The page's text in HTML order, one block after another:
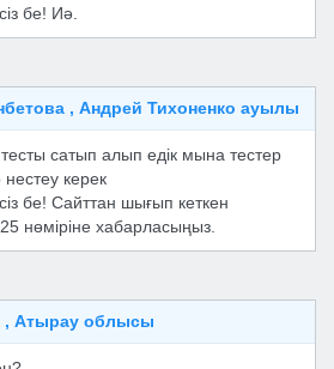
бе! Иә.
, Андрей Тихоненко ауылы
сатып алып едік мына тестер
керек
бе! Сайттан шығып кеткен
нөміріне хабарласыңыз.
, Атырау облысы